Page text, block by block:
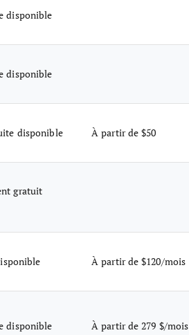
disponible
disponible
disponible À partir de $50
gratuit
À partir de $120/mois
disponible À partir de 279 $/mois